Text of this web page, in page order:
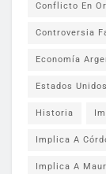
Conflicto En
Controversia
Economía
Estados Unidos
Historia
Implica A
Implica A